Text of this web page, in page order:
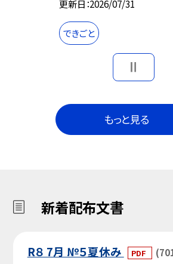
更新日 2026/07/31
できごと
もっと見る
新着配布文書
R８ 7月 №５夏休み PDF